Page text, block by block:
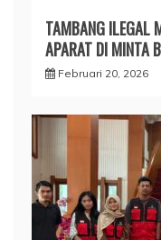
TAMBANG ILEGAL
APARAT DI MINTA
Februari 20, 2026